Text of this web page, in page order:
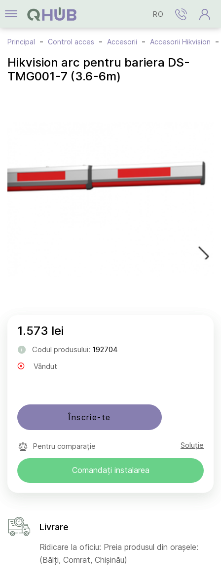
RO
Principal Control acces Accesorii Accesorii Hikvision
Hikvision arc pentru bariera DS-
TMG001-7 (3.6-6m)
1.573 lei
Codul produsului: 192704
Vândut
Înscrie-te
Pentru comparație Soluție
Comandați instalarea
Livrare
Ridicare la oficiu: Preia produsul din orașele:
(Bălți, Comrat, Chișinău)